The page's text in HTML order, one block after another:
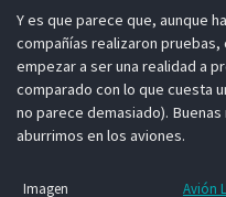
Y es que parece que, aunque
compañías realizaron
empezar a ser una realidad a
comparado con lo que cuesta
no parece demasiado).
aburrimos en los aviones.
Imagen Avión